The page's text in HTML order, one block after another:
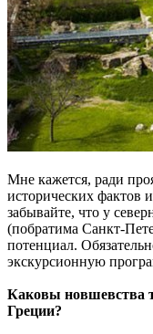
Мне кажется, ради
исторических фактов
забывайте, что у
(побратима Санкт-
потенциал.
экскурсионную
Каковы новшевства
Греции?